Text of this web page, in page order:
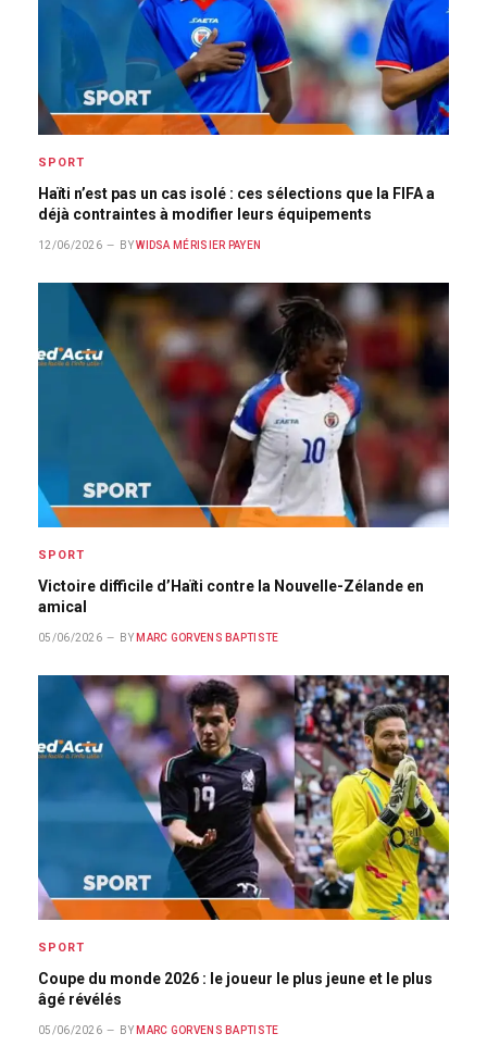
SPORT
Haïti n’est pas un cas isolé : ces sélections que la FIFA a
déjà contraintes à modifier leurs équipements
12/06/2026 BY WIDSA MÉRISIER PAYEN
SPORT
Victoire difficile d’Haïti contre la Nouvelle-Zélande en
amical
05/06/2026 BY MARC GORVENS BAPTISTE
SPORT
Coupe du monde 2026 : le joueur le plus jeune et le plus
âgé révélés
05/06/2026 BY MARC GORVENS BAPTISTE